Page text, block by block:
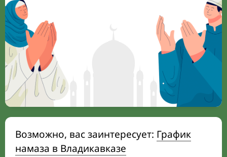
Возможно, вас заинтересует: График
намаза в Владикавказе